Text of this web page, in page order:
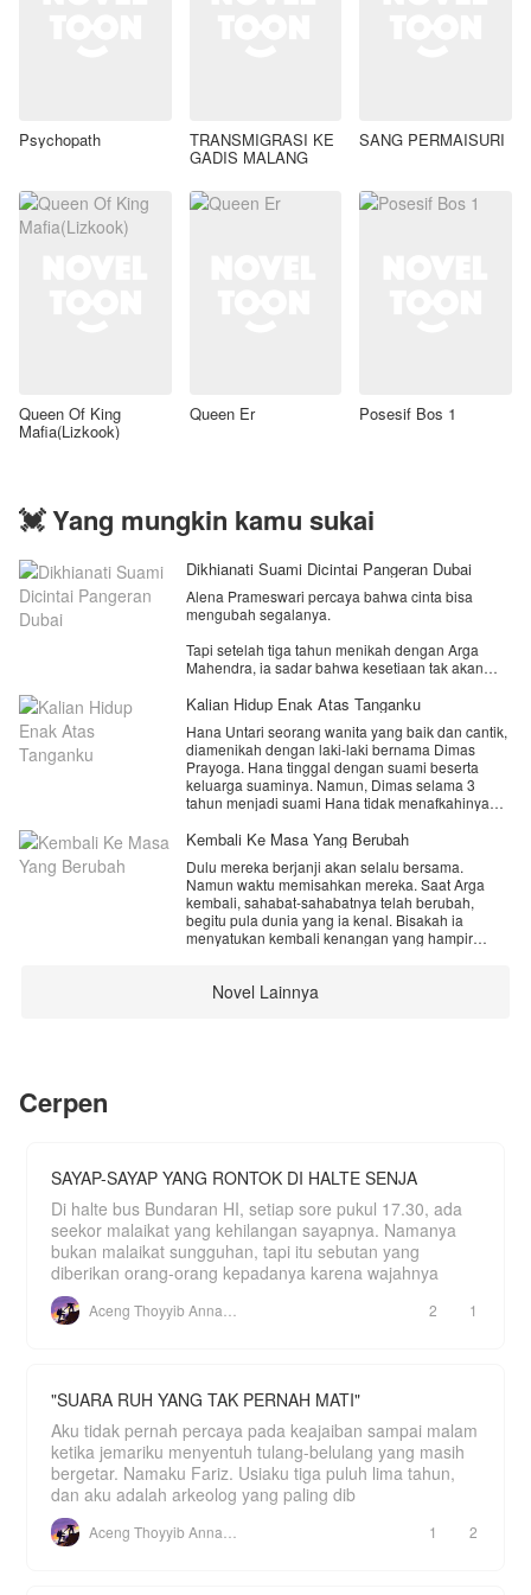
Psychopath TRANSMIGRASI KE
GADIS MALANG
SANG PERMAISURI
Queen Of King
Mafia(Lizkook)
Queen Er Posesif Bos 1
💓 Yang mungkin kamu sukai
Dikhianati Suami Dicintai Pangeran Dubai
Alena Prameswari percaya bahwa cinta bisa
mengubah segalanya.
Tapi setelah tiga tahun menikah dengan Arga
Mahendra, ia sadar bahwa kesetiaan tak akan
pergi. Ia menerima proyek desain di Dubai...
tempat baru, awal baru.
Tanpa disangka pertemuan profesional dengan
seorang pangeran muda, Fadil Al-Rashid,
bayangkan.
Fadil bukan hanya pria miliarder yang memujanya
dengan segala kemewahan,
tetapi juga sosok yang menghargai luka-luka kecil
yang dulu diabaikan.
Ada jarak budaya, gengsi, dan masa lalu yang
belum benar-benar selesai. Tapi kali ini, Alena tak
Kalian Hidup Enak Atas Tanganku
Hana Untari seorang wanita yang baik dan cantik,
diamenikah dengan laki‑laki bernama Dimas
Prayoga. Hana tinggal dengan suami beserta
keluarga suaminya. Namun, Dimas selama 3
tahun menjadi suami Hana tidak menafkahinya
mempunyai penghasilan yang cukup. Dimas
sendiri, sedangkan untuk kebutuhan ibu dan
kakak serta adiknya semua uang dari Hana.
Perselingkuhan Dimas dengan orang terdekat
Hana, membuat Hana tidak bisa memaafkan
suaminya. Mampukah Hana menjalani biduk
Kembali Ke Masa Yang Berubah
Dulu mereka berjanji akan selalu bersama.
Namun waktu memisahkan mereka. Saat Arga
kembali, sahabat-sahabatnya telah berubah,
begitu pula dunia yang ia kenal. Bisakah ia
menyatukan kembali kenangan yang hampir
Novel Lainnya
Cerpen
SAYAP-SAYAP YANG RONTOK DI HALTE SENJA
Di halte bus Bundaran HI, setiap sore pukul 17.30, ada
seekor malaikat yang kehilangan sayapnya. Namanya
bukan malaikat sungguhan, tapi itu sebutan yang
diberikan orang-orang kepadanya karena wajahnya
2 1
"SUARA RUH YANG TAK PERNAH MATI"
Aku tidak pernah percaya pada keajaiban sampai malam
ketika jemariku menyentuh tulang-belulang yang masih
bergetar. Namaku Fariz. Usiaku tiga puluh lima tahun,
dan aku adalah arkeolog yang paling dib
1 2